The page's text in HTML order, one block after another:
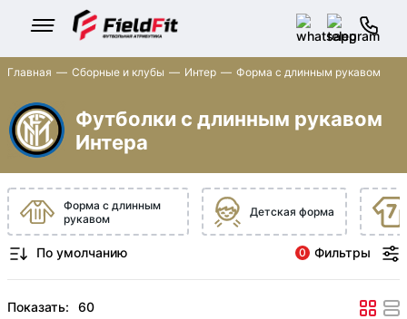
Главная Сборные и клубы Интер Форма с длинным рукавом
Футболки с длинным рукавом
Интера
Форма с длинным
рукавом
Детская форма
0 Фильтры
Показать: